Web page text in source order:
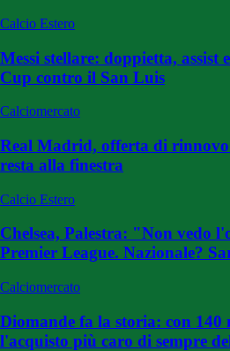
Calcio Estero
Messi stellare: doppietta, assist
Cup contro il San Luis
Calciomercato
Real Madrid, offerta di
resta alla finestra
Calcio Estero
Chelsea, Palestra: "Non vedo
Premier League. Nazionale?
Calciomercato
Diomande fa la storia: con
l'acquisto più caro di sempre